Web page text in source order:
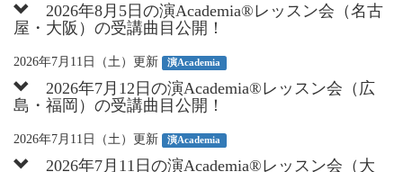
2026年8月5日の演Academia®︎レッスン会（名古
屋・大阪）の受講曲目公開！
2026年7月11日（土）更新 演Academia
2026年7月12日の演Academia®︎レッスン会（広
島・福岡）の受講曲目公開！
2026年7月11日（土）更新 演Academia
2026年7月11日の演Academia®︎レッスン会（大